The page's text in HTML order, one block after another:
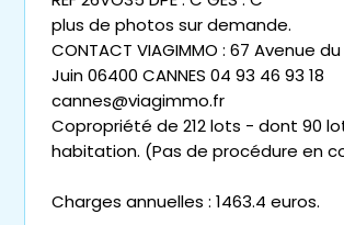
plus de photos sur demande.
CONTACT VIAGIMMO : 67 Avenue
Juin 06400 CANNES 04 93 46 93 18
cannes@viagimmo.fr
Copropriété de 212 lots - dont 90
habitation. (Pas de procédure en
Charges annuelles : 1463.4 euros.